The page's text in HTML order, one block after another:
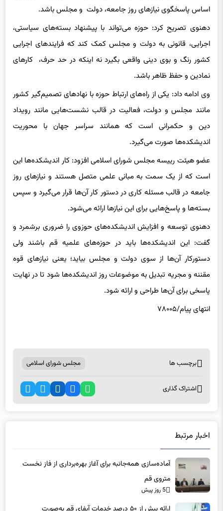
اساس پاسخگوی نیازهای روز جامعه، دولت و مجلس باشد.
دهنوی تصریح کرد: حوزه می‌تواند با پیشنهاد بسته‌های سیاستی،
اجرایی، قانونی به دولت و مجلس کمک کند که فرایندهای اجرایی
کشور رنگ و بوی دینی واقعی بگیرد نه اینکه در حد حرف، کارهای
نمادین و حفظ ظاهر باشد.
وی ادامه داد: یکی از راه‌های ارتباط حوزه با نهادهای تصمیم‌گیر کشور
مانند مجلس و دولت، فعالیت در قالب نشست‌هایی مانند رویداد
دین و حکمرانی است که همانند سراسر جهان با محوریت
اندیشکده‌ها صورت می‌گیرد.
عضو هیئت رییسه مجلس شورای اسلامی افزود: کار اندیشکده‌ها این
است که از یک سمت به مبانی علمی متصل هستند و نیازهای روز
جامعه در قالب مسئله کاری در دستور کار آن‌ها قرار می‌گیرد و سپس
بسته‌ها و پاسخ‌هایی برای این نیازها ارائه می‌شود.
دهنوی توسعه و افزایش اندیشکده‌های حوزوی را ضروری برشمرد و
گفت: این اندیشکده‌ها باید در حوزه‌های علمیه قم باشند ولی
دستورکار آن‌ها از سوی دولت و مجلس بیاید؛ یعنی نیازهای قوه
مقننه و مجریه تبدیل به موضوعات روز اندیشکده‌ها شود تا در نهایت
پاسخی برای آن‌ها طراحی و ارائه شود.
انتهای پیام/۷۸۰۰۵
برچسب ها مجلس شورای اسلامی
اشتراک گذاری
اخبار مرتبط
آماده‌سازی همه‌جانبه برای آغاز بهره‌برداری از فاز نخست
متروی قم
5 روز پیش
ارائه بیش از ۵۰ درصد خدمات آبفای قم به‌صورت